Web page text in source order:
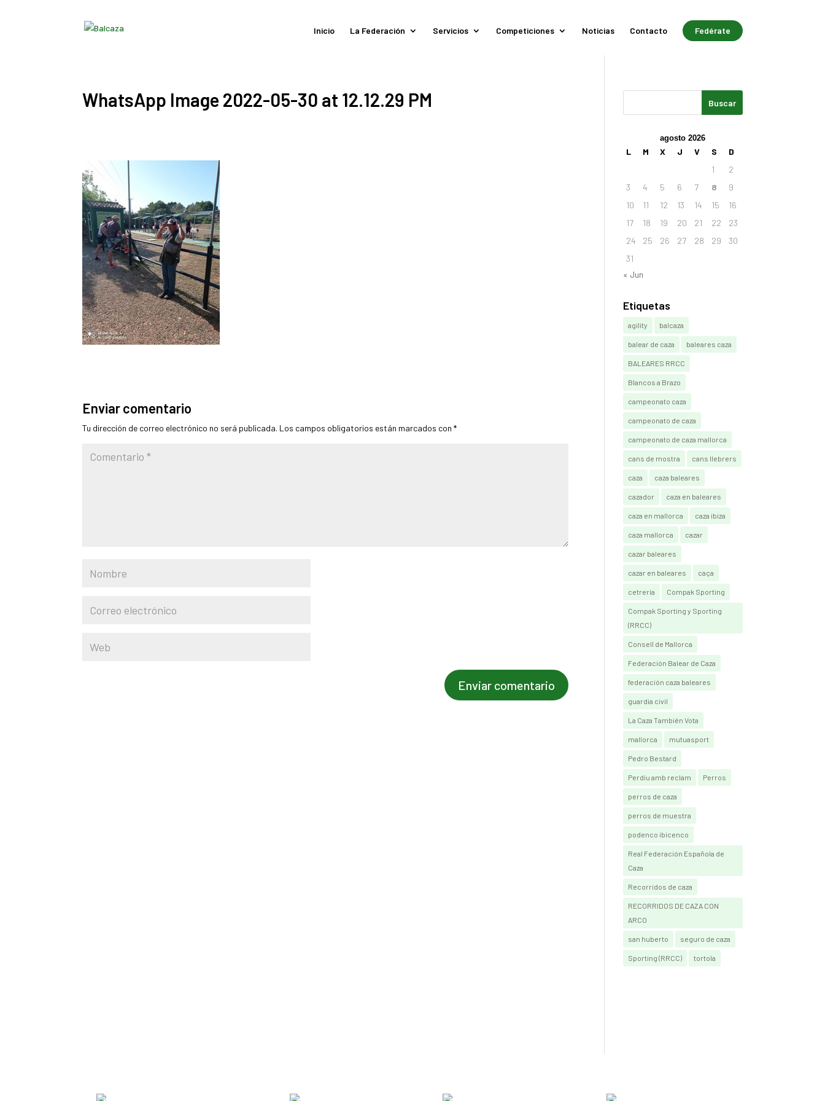
Inicio La Federación Servicios Competiciones Noticias Contacto Fedérate
WhatsApp Image 2022-05-30 at 12.12.29 PM
Enviar comentario
Tu dirección de correo electrónico no será publicada. Los campos obligatorios están marcados con*
agosto 2026
L M X J V S
D
1
2
3
4 5 6 7 8
9
10
11 12 13 14 15
16
17
18 19 20 21 22
23
24
25 26 27 28 29
30
31
« Jun
Etiquetas
agility balcaza
balear de caza baleares caza
BALEARES RRCC
Blancos a Brazo
campeonato caza
campeonato de caza
campeonato de caza mallorca
cans de mostra cans llebrers
caza caza baleares
cazador caza en baleares
caza en mallorca caza ibiza
caza mallorca cazar
cazar baleares
cazar en baleares caça
cetrería Compak Sporting
Compak Sporting y Sporting
(RRCC)
Consell de Mallorca
Federación Balear de Caza
federación caza baleares
guardia civil
La Caza También Vota
mallorca mutuasport
Pedro Bestard
Perdiu amb reclam Perros
perros de caza
perros de muestra
podenco ibicenco
Real Federación Española de
Caza
Recorridos de caza
RECORRIDOS DE CAZA CON
ARCO
san huberto seguro de caza
Sporting (RRCC) tortola